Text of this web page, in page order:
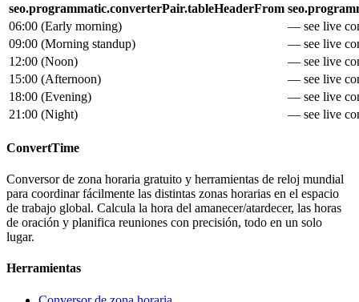
seo.programmatic.converterPair.tableHeaderFrom
06:00 (Early morning)
— see live
09:00 (Morning standup)
— see live
12:00 (Noon)
— see live
15:00 (Afternoon)
— see live
18:00 (Evening)
— see live
21:00 (Night) — see live
ConvertTime
Conversor de zona horaria gratuito y herramientas de reloj mundial
para coordinar fácilmente las distintas zonas horarias en el espacio
de trabajo global. Calcula la hora del amanecer/atardecer, las horas
de oración y planifica reuniones con precisión, todo en un solo
lugar.
Herramientas